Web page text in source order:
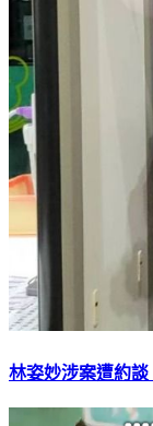
林姿妙涉案遭約